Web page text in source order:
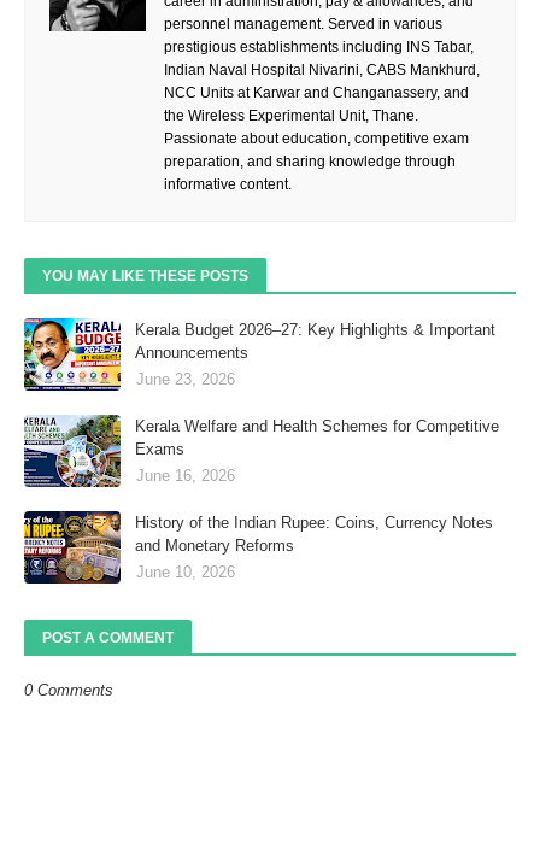
personnel management. Served in various
prestigious establishments including INS Tabar,
Indian Naval Hospital Nivarini, CABS Mankhurd,
NCC Units at Karwar and Changanassery, and
the Wireless Experimental Unit, Thane.
Passionate about education, competitive exam
preparation, and sharing knowledge through
informative content.
YOU MAY LIKE THESE POSTS
Kerala Budget 2026–27: Key Highlights & Important
Announcements
June 23, 2026
Kerala Welfare and Health Schemes for Competitive
Exams
June 16, 2026
History of the Indian Rupee: Coins, Currency Notes
and Monetary Reforms
June 10, 2026
POST A COMMENT
0 Comments